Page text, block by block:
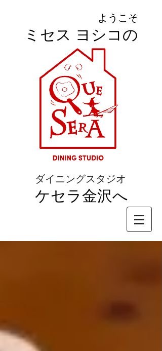
ようこそ
ミセス ヨシコの
ダイニングスタジオ
ケセラ金沢へ